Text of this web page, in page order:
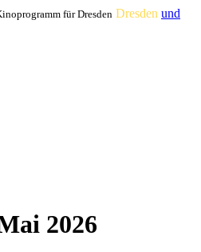
für Dresden Dresden und
2026